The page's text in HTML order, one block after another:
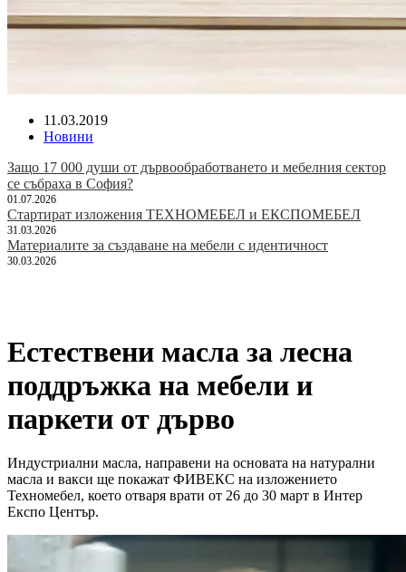
11.03.2019
Новини
Защо 17 000 души от дървообработването и мебелния сектор
се събраха в София?
01.07.2026
Стартират изложения ТЕХНОМЕБЕЛ и ЕКСПОМЕБЕЛ
31.03.2026
Материалите за създаване на мебели с идентичност
30.03.2026
Естествени масла за лесна
поддръжка на мебели и
паркети от дърво
Индустриални масла, направени на основата на натурални
масла и вакси ще покажат ФИВЕКС на изложението
Техномебел, което отваря врати от 26 до 30 март в Интер
Експо Център.